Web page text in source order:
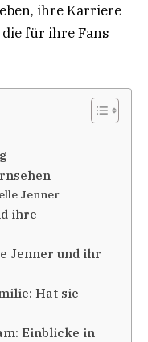
ihre Karriere
für ihre Fans
Jenner
ihre
Jenner und ihr
Hat sie
Einblicke in